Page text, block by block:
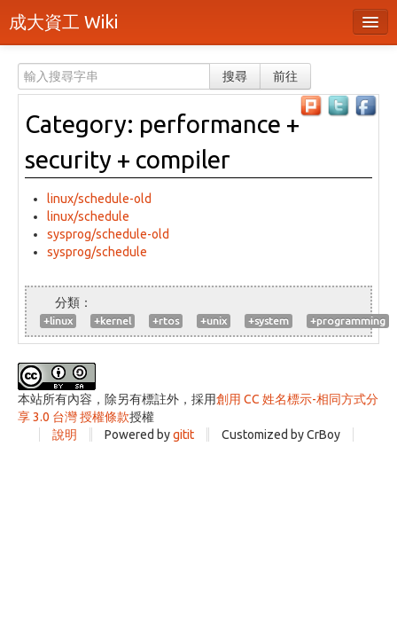
成大資工 Wiki
分類
隨機頁面
最近活動
上傳檔案
登入 / 註冊帳號
搜尋 前往
Category: performance +
security + compiler
linux/schedule-old
linux/schedule
sysprog/schedule-old
sysprog/schedule
+linux +kernel +rtos +unix +system +programming
本站所有內容，除另有標註外，採用創用 CC 姓名標示-相同方式分
享 3.0 台灣 授權條款授權
說明
Powered bygitit Customized by CrBoy